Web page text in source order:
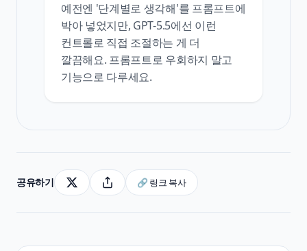
예전엔 '단계별로 생각해'를 프롬프트에
박아 넣었지만, GPT-5.5에선 이런
컨트롤로 직접 조절하는 게 더
깔끔해요. 프롬프트로 우회하지 말고
기능으로 다루세요.
공유하기 🔗 링크 복사